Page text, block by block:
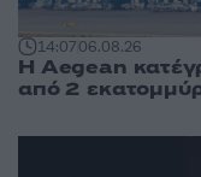
14:0706.08.26
Η Aegean
από 2